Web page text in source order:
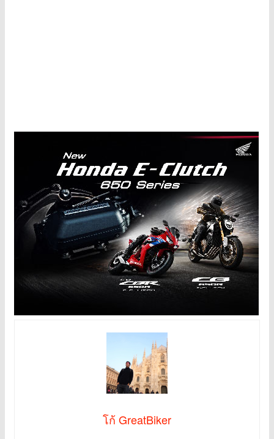
โก้ GreatBiker